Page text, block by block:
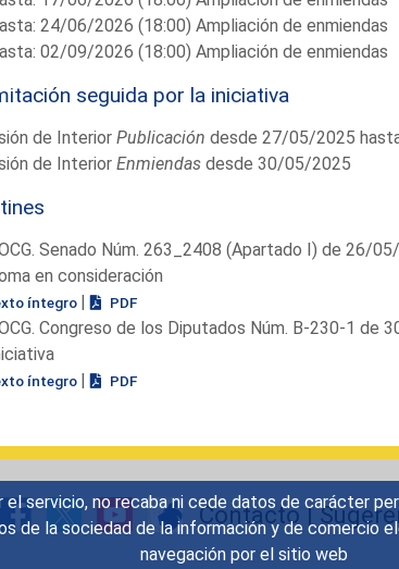
servicio, no recaba ni cede datos de carácter
de la sociedad de la información y de
navegación por el sitio web
24/06/2026 (18:00) Ampliación de enmiendas
02/09/2026 (18:00) Ampliación de enmiendas
seguida por la iniciativa
de Interior Publicación desde 27/05/2025
de Interior Enmiendasdesde 30/05/2025
Senado Núm. 263_2408 (Apartado I) de 26/
en consideración
íntegro | PDF
Congreso de los Diputados Núm. B-230-1 de
íntegro | PDF
Contacto|